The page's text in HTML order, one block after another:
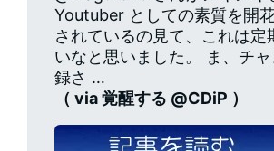
Youtuber としての素質を開
されているの見て、これは定
いなと思いました。 ま、チ
録さ …
（ via 覚醒する @CDiP ）